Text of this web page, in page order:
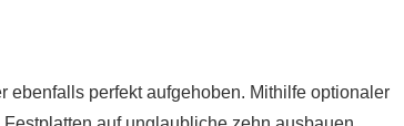
ebenfalls perfekt aufgehoben. Mithilfe optionaler